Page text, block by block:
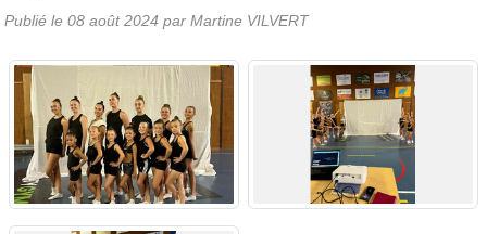
Publié le 08 août 2024 par Martine VILVERT